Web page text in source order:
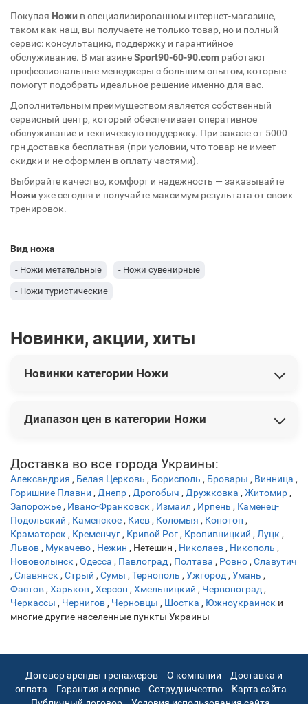
Покупая Ножи в специализированном интернет-магазине,
таком как наш, вы получаете не только товар, но и полный
сервис: консультацию, поддержку и гарантийное
обслуживание. В магазинеSport90-60-90.com работают
профессиональные менеджеры с большим опытом, которые
помогут подобрать идеальное решение именно для вас.
Дополнительным преимуществом является собственный
сервисный центр, который обеспечивает оперативное
обслуживание и техническую поддержку. При заказе от 5000
грн доставка бесплатная (при условии, что товар не имеет
скидки и не оформлен в оплату частями).
Выбирайте качество, комфорт и надежность — заказывайте
Ножиуже сегодня и получайте максимум результата от своих
тренировок.
Вид ножа
- Ножи метательные - Ножи сувенирные
- Ножи туристические
Новинки, акции, хиты
Новинки категории Ножи
Нож Buck "Kalinga®" 2021 Limited 19 740 грн
150 грн
Нож Fallkniven ТК5 "Tre Kronor de Luxe hunter" 3G 22 680
Нож Boker "Tiger-Damast"23 112 грн
Диапазон цен в категории Ножи
Доставка во все города Украины:
Александрия , Белая Церковь , Борисполь , Бровары , Винница ,
Горишние Плавни , Днепр, Дрогобыч , Дружковка , Житомир,
Запорожье, Ивано-Франковск , Измаил , Ирпень , Каменец-
Подольский , Каменское, Киев, Коломыя , Конотоп ,
Краматорск , Кременчуг, Кривой Рог, Кропивницкий , Луцк ,
Львов, Мукачево, Нежин , Нетешин , Николаев, Никополь ,
Нововолынск , Одесса , Павлоград, Полтава , Ровно, Славутич
, Славянск , Стрый , Сумы , Тернополь , Ужгород, Умань ,
Фастов, Харьков, Херсон , Хмельницкий , Червоноград,
Черкассы , Чернигов, Черновцы , Шостка , Южноукраинск и
многие другие населенные пункты Украины
Договор аренды тренажеров О компании
Доставка и
оплата
Гарантия и сервис Сотрудничество
Карта сайта